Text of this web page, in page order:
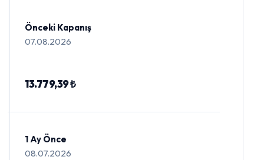
Önceki Kapanış
07.08.2026
13.779,39 ₺
1 Ay Önce
08.07.2026